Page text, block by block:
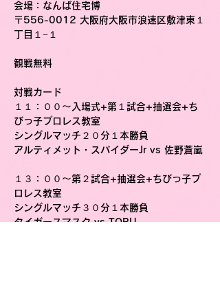
会場 ：なんば住宅博
〒556-0012 大阪府大阪市浪速区敷津東１
丁目１−１
観戦無料
対戦カード
１１：００〜入場式+第１試合+抽選会+ち
びっ子プロレス教室
シングルマッチ２０分１本勝負
アルティメット・スパイダーJr vs 佐野蒼嵐
１３：００〜第２試合+抽選会+ちびっ子プ
ロレス教室
シングルマッチ３０分１本勝負
タイガースマスク vs TORU